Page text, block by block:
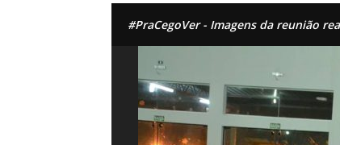
#PraCegoVer - Imagens da reunião